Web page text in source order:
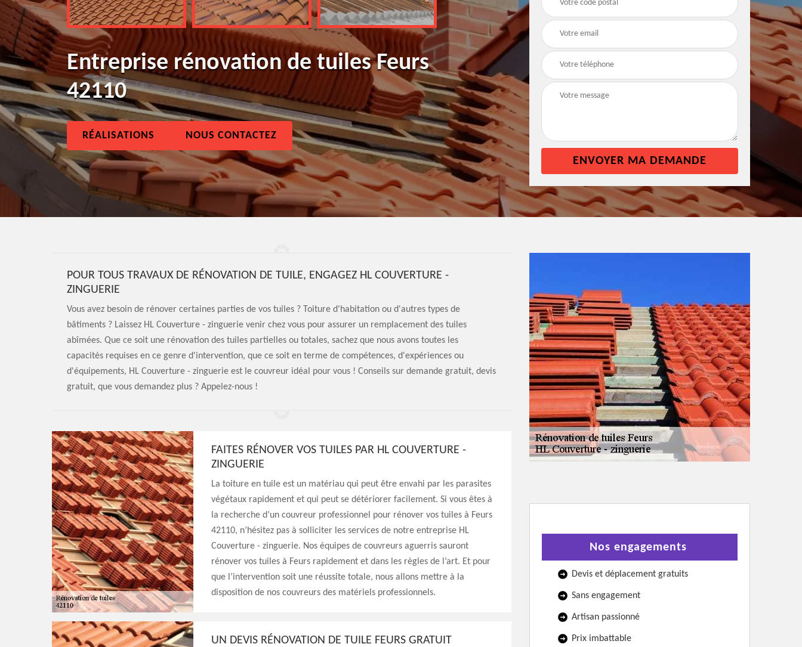
Entreprise rénovation de tuiles Feurs
42110
RÉALISATIONS NOUS CONTACTEZ
POUR TOUS TRAVAUX DE RÉNOVATION DE TUILE, ENGAGEZ HL COUVERTURE -
ZINGUERIE
Vous avez besoin de rénover certaines parties de vos tuiles ? Toiture d'habitation ou d'autres types de
bâtiments ? Laissez HL Couverture - zinguerie venir chez vous pour assurer un remplacement des tuiles
abîmées. Que ce soit une rénovation des tuiles partielles ou totales, sachez que nous avons toutes les
capacités requises en ce genre d'intervention, que ce soit en terme de compétences, d'expériences ou
d'équipements, HL Couverture - zinguerie est le couvreur idéal pour vous ! Conseils sur demande gratuit, devis
gratuit, que vous demandez plus ? Appelez-nous !
FAITES RÉNOVER VOS TUILES PAR HL COUVERTURE -
ZINGUERIE
La toiture en tuile est un matériau qui peut être envahi par les parasites
végétaux rapidement et qui peut se détériorer facilement. Si vous êtes à
la recherche d’un couvreur professionnel pour rénover vos tuiles à Feurs
42110, n’hésitez pas à solliciter les services de notre entreprise HL
Couverture - zinguerie. Nos équipes de couvreurs aguerris sauront
rénover vos tuiles à Feurs rapidement et dans les règles de l’art. Et pour
que l’intervention soit une réussite totale, nous allons mettre à la
disposition de nos couvreurs des matériels professionnels.
UN DEVIS RÉNOVATION DE TUILE FEURS GRATUIT
Nos engagements
Devis et déplacement gratuits
Sans engagement
Artisan passionné
Prix imbattable